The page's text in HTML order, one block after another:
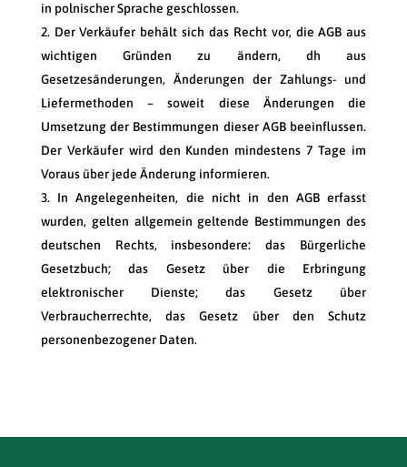
in polnischer Sprache geschlossen.
Der Verkäufer behält sich das Recht vor, die AGB aus
wichtigen Gründen zu ändern, dh aus
Gesetzesänderungen, Änderungen der Zahlungs- und
Liefermethoden – soweit diese Änderungen die
Umsetzung der Bestimmungen dieser AGB beeinflussen.
Der Verkäufer wird den Kunden mindestens 7 Tage im
Voraus über jede Änderung informieren.
In Angelegenheiten, die nicht in den AGB erfasst
wurden, gelten allgemein geltende Bestimmungen des
deutschen Rechts, insbesondere: das Bürgerliche
Gesetzbuch; das Gesetz über die Erbringung
elektronischer Dienste; das Gesetz über
Verbraucherrechte, das Gesetz über den Schutz
personenbezogener Daten.